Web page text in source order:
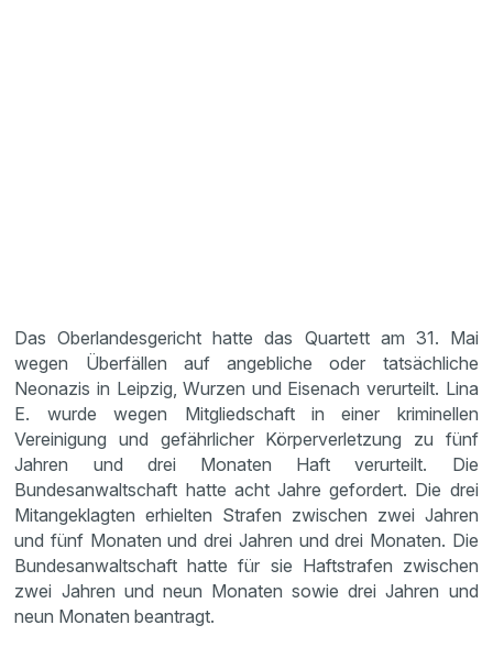
Das Oberlandesgericht hatte das Quartett am 31. Mai
wegen Überfällen auf angebliche oder tatsächliche
Neonazis in Leipzig, Wurzen und Eisenach verurteilt. Lina
E. wurde wegen Mitgliedschaft in einer kriminellen
Vereinigung und gefährlicher Körperverletzung zu fünf
Jahren und drei Monaten Haft verurteilt. Die
Bundesanwaltschaft hatte acht Jahre gefordert. Die drei
Mitangeklagten erhielten Strafen zwischen zwei Jahren
und fünf Monaten und drei Jahren und drei Monaten. Die
Bundesanwaltschaft hatte für sie Haftstrafen zwischen
zwei Jahren und neun Monaten sowie drei Jahren und
neun Monaten beantragt.